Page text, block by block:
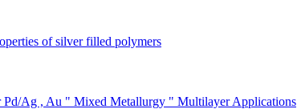
of silver filled polymers
Ag , Au " Mixed Metallurgy " Multilayer Applications